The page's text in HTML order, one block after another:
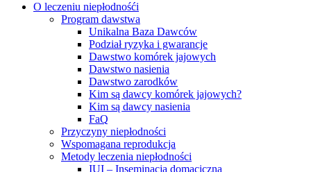
O leczeniu niepłodnośći
Program dawstwa
Unikalna Baza Dawców
Podział ryzyka i gwarancje
Dawstwo komórek jajowych
Dawstwo nasienia
Dawstwo zarodków
Kim są dawcy komórek jajowych?
Kim są dawcy nasienia
FaQ
Przyczyny niepłodności
Wspomagana reprodukcja
Metody leczenia niepłodności
IUI – Inseminacja domaciczna